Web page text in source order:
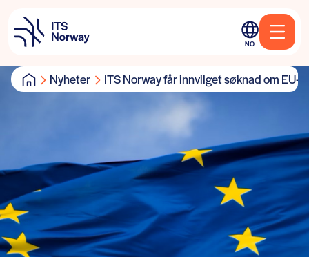
NO
Nyheter ITS Norway får innvilget søknad om EU-